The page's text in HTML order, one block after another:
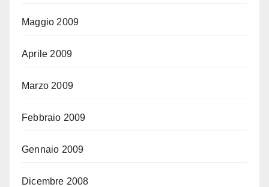
Maggio 2009
Aprile 2009
Marzo 2009
Febbraio 2009
Gennaio 2009
Dicembre 2008